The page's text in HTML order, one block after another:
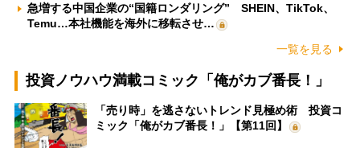
急増する中国企業の“国籍ロンダリング” SHEIN、TikTok、
Temu…本社機能を海外に移転させ…
一覧を見る
投資ノウハウ満載コミック「俺がカブ番長！」
「売り時」を逃さないトレンド見極め術 投資コ
ミック「俺がカブ番長！」【第11回】